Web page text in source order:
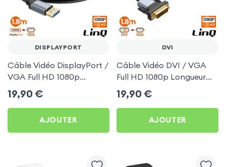
DISPLAYPORT
Câble Vidéo DisplayPort /
VGA Full HD 1080p
Longueur 1.8m - LinQ
19,90 €
AJOUTER
DVI
Câble Vidéo DVI / VGA
Full HD 1080p Longueur
1.8m - LinQ
19,90 €
AJOUTER